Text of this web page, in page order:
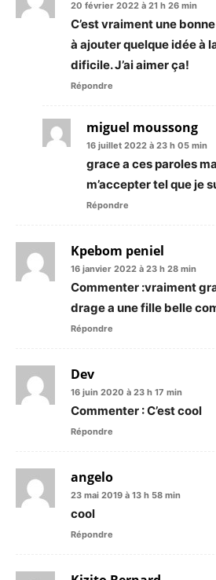
20 février 2022 à 21 h 26 min
C’est vraiment une
à ajouter quelque idée à
dificile. J’ai aimer ça!
Répondre
miguel moussong
16 juillet 2022 à 23 h 05 min
grace a ces paroles
m’accepter tel que je
Répondre
Kpebom peniel
16 janvier 2022 à 23 h 28 min
Commenter :vraiment
drage a une fille belle
Répondre
Dev
16 juin 2020 à 23 h 17 min
Commenter : C’est cool
Répondre
angelo
23 mai 2019 à 13 h 58 min
cool
Répondre